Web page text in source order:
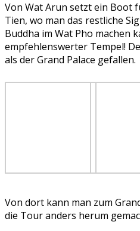
Von Wat Arun setzt ein Boot
Tien, wo man das restliche
Buddha im Wat Pho machen
empfehlenswerter Tempel!
als der Grand Palace gefallen.
Von dort kann man zum
die Tour anders herum